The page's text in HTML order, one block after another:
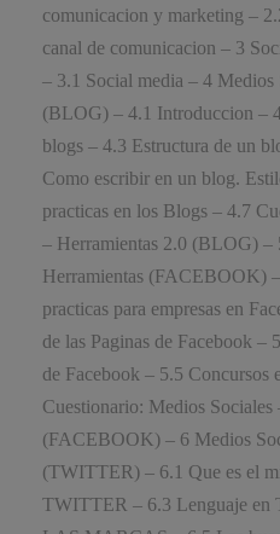
comunicacion y marketing –
canal de comunicacion – 3
– 3.1 Social media – 4 Medios
(BLOG) – 4.1 Introduccion –
blogs – 4.3 Estructura de un
Como escribir en un blog.
practicas en los Blogs – 4.7
– Herramientas 2.0 (BLOG) –
Herramientas (FACEBOOK)
practicas para empresas en
de las Paginas de Facebook –
de Facebook – 5.5 Concursos
Cuestionario: Medios Sociales
(FACEBOOK) – 6 Medios
(TWITTER) – 6.1 Que es el
TWITTER – 6.3 Lenguaje